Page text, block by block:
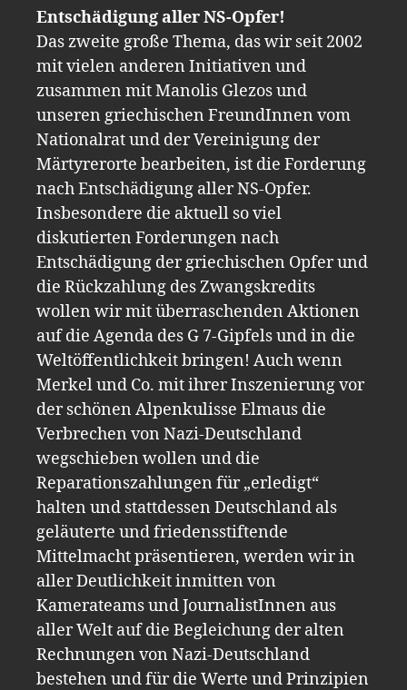
Entschädigung aller NS-Opfer!
Das zweite große Thema, das wir seit 2002
mit vielen anderen Initiativen und
zusammen mit Manolis Glezos und
unseren griechischen FreundInnen vom
Nationalrat und der Vereinigung der
Märtyrerorte bearbeiten, ist die Forderung
nach Entschädigung aller NS-Opfer.
Insbesondere die aktuell so viel
diskutierten Forderungen nach
Entschädigung der griechischen Opfer und
die Rückzahlung des Zwangskredits
wollen wir mit überraschenden Aktionen
auf die Agenda des G 7-Gipfels und in die
Weltöffentlichkeit bringen! Auch wenn
Merkel und Co. mit ihrer Inszenierung vor
der schönen Alpenkulisse Elmaus die
Verbrechen von Nazi-Deutschland
wegschieben wollen und die
Reparationszahlungen für „erledigt“
halten und stattdessen Deutschland als
geläuterte und friedensstiftende
Mittelmacht präsentieren, werden wir in
aller Deutlichkeit inmitten von
Kamerateams und JournalistInnen aus
aller Welt auf die Begleichung der alten
Rechnungen von Nazi-Deutschland
bestehen und für die Werte und Prinzipien